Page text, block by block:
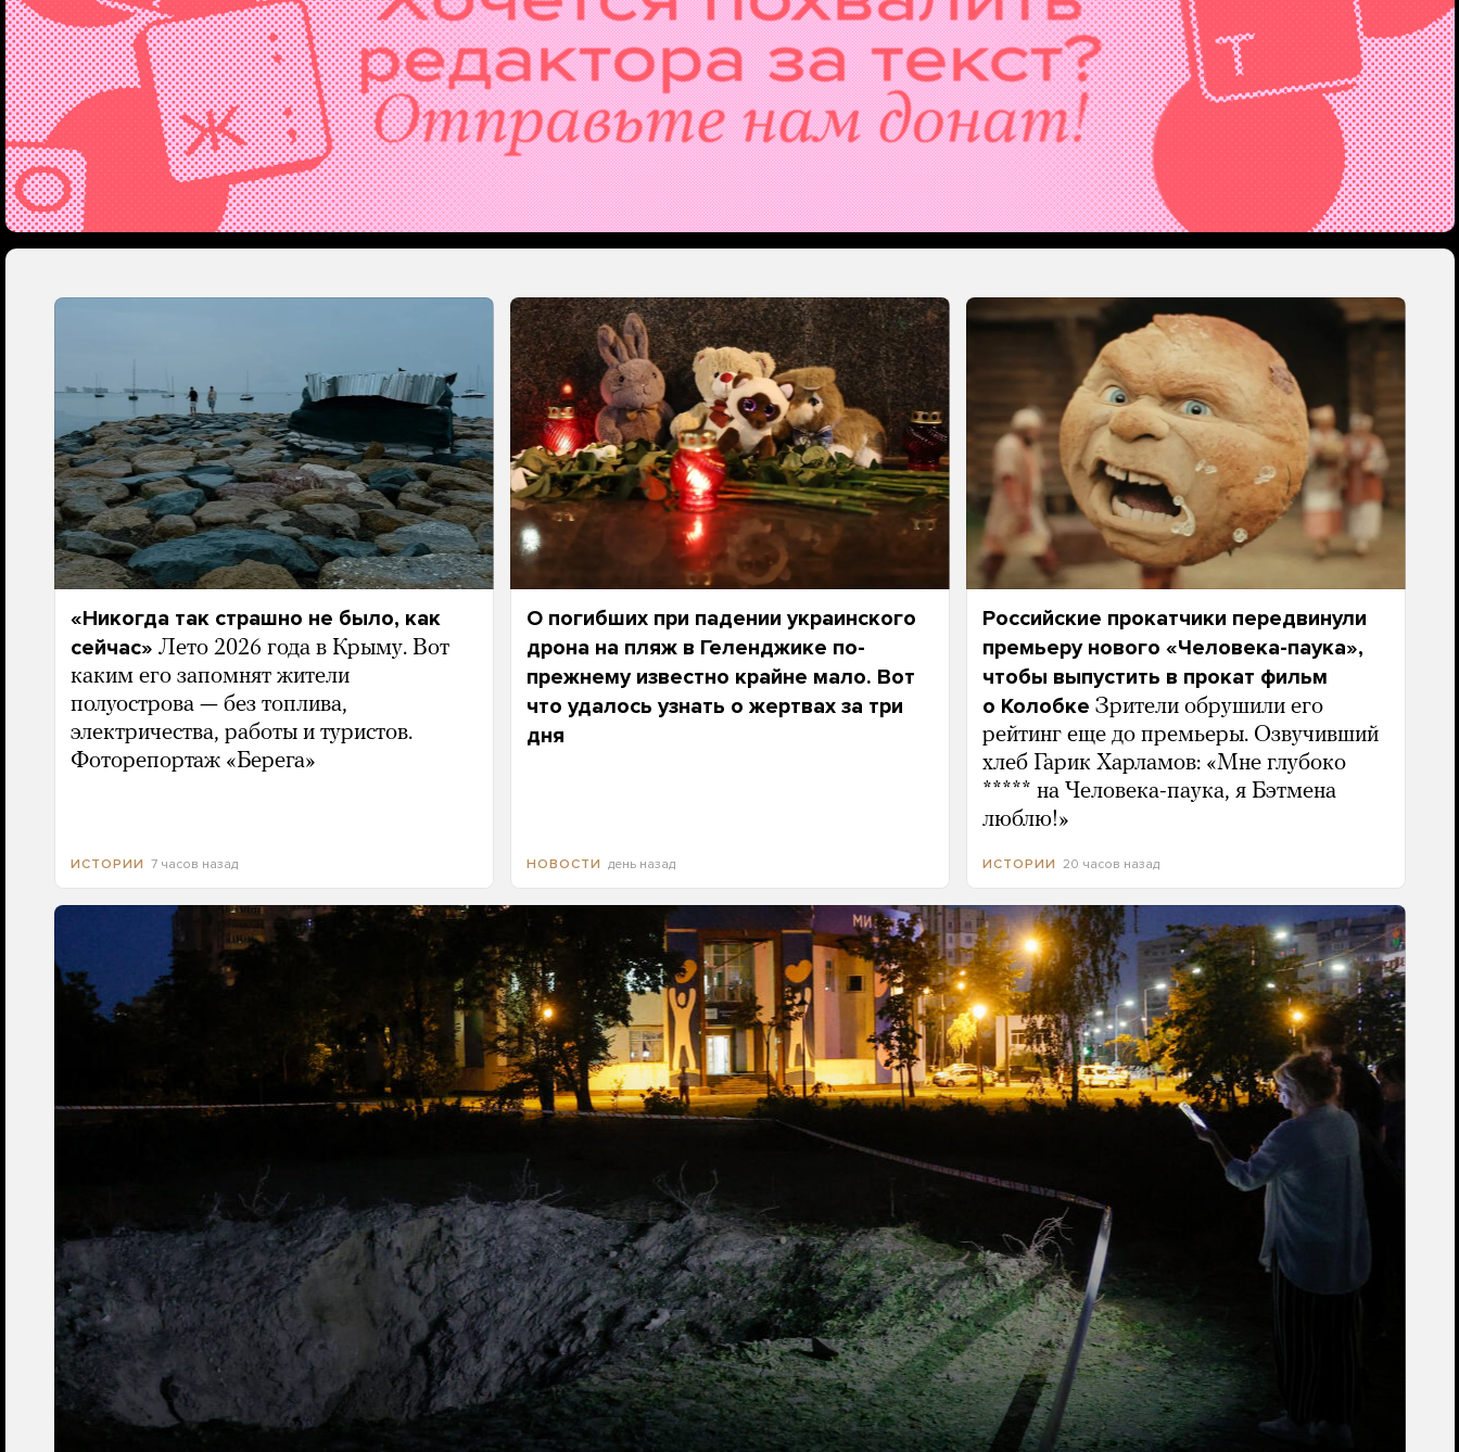
«Никогда так страшно не было, как
сейчас» Лето 2026 года в Крыму. Вот
каким его запомнят жители
полуострова — без топлива,
электричества, работы и туристов.
Фоторепортаж «Берега»
ИСТОРИИ 7 часов назад
О погибших при падении украинского
дрона на пляж в Геленджике по-
прежнему известно крайне мало. Вот
что удалось узнать о жертвах за три
дня
НОВОСТИ день назад
Российские прокатчики передвинули
премьеру нового «Человека-паука»,
чтобы выпустить в прокат фильм
о Колобке Зрители обрушили его
рейтинг еще до премьеры. Озвучивший
хлеб Гарик Харламов: «Мне глубоко
***** на Человека-паука, я Бэтмена
люблю!»
ИСТОРИИ 20 часов назад